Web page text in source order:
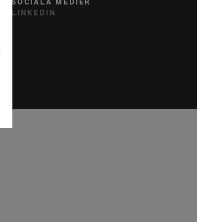
SOCIALA MEDIER
LINKEDIN